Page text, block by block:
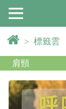
> 標籤雲
肩頸